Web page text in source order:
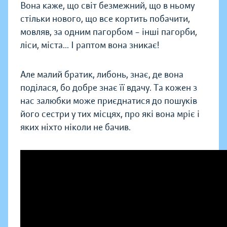
Вона каже, що світ безмежний, що в ньому
стільки нового, що все кортить побачити,
мовляв, за одним пагорбом – інші пагорби,
ліси, міста... І раптом вона зникає!
Але малий братик, либонь, знає, де вона
поділася, бо добре знає її вдачу. Та кожен з
нас залюбки може приєднатися до пошуків
його сестри у тих місцях, про які вона мріє і
яких ніхто ніколи не бачив.